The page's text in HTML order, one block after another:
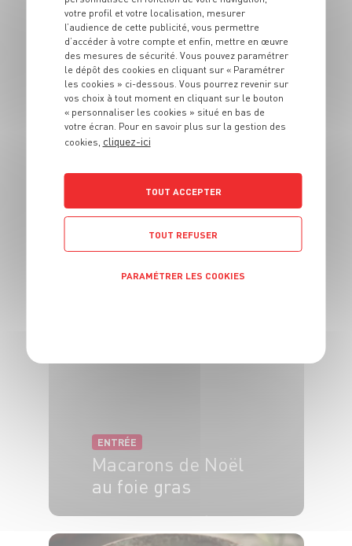
ENTRÉE
Velouté blanc de
panais
4 pers. 15 min 25 min
ENTRÉE
Encornets farcis au
chorizo et chou
Atlas
ENTRÉE
Macarons de Noël
au foie gras
votre profil et votre localisation, mesurer
l’audience de cette publicité, vous permettre
d’accéder à votre compte et enfin, mettre en œuvre
des mesures de sécurité. Vous pouvez paramétrer
le dépôt des cookies en cliquant sur « Paramétrer
les cookies » ci-dessous. Vous pourrez revenir sur
vos choix à tout moment en cliquant sur le bouton
« personnaliser les cookies » situé en bas de
votre écran. Pour en savoir plus sur la gestion des
cookies, cliquez-ici
TOUT ACCEPTER
TOUT REFUSER
PARAMÉTRER LES COOKIES